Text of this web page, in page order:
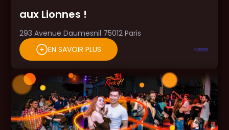
aux Lionnes !
293 Avenue Daumesnil 75012 Paris
EN SAVOIR PLUS